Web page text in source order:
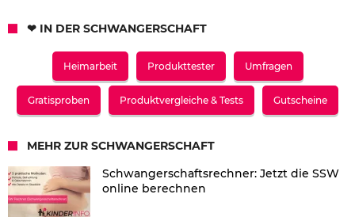
❤ IN DER SCHWANGERSCHAFT
Heimarbeit Produkttester Umfragen
Gratisproben Produktvergleiche & Tests Gutscheine
MEHR ZUR SCHWANGERSCHAFT
Schwangerschaftsrechner: Jetzt die SSW
online berechnen